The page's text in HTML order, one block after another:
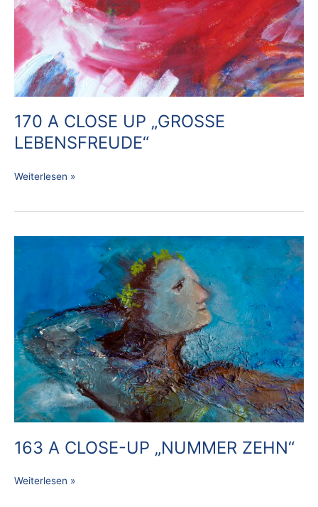
170 A CLOSE UP „GROSSE
LEBENSFREUDE“
Weiterlesen »
163 A CLOSE-UP „NUMMER ZEHN“
„NUMMER
ZEHN“
Weiterlesen »